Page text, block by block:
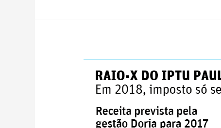
turbina
caixa
prefeitura
com